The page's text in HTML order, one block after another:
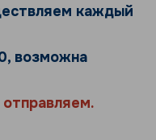
каждый
возможна